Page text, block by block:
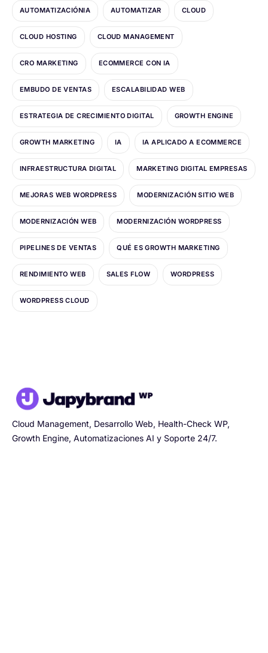
AUTOMATIZACIÓNIA AUTOMATIZAR CLOUD
CLOUD HOSTING CLOUD MANAGEMENT
CRO MARKETING ECOMMERCE CON IA
EMBUDO DE VENTAS ESCALABILIDAD WEB
ESTRATEGIA DE CRECIMIENTO DIGITAL GROWTH ENGINE
GROWTH MARKETING IA IA APLICADO A ECOMMERCE
INFRAESTRUCTURA DIGITAL MARKETING DIGITAL EMPRESAS
MEJORAS WEB WORDPRESS MODERNIZACIÓN SITIO WEB
MODERNIZACIÓN WEB MODERNIZACIÓN WORDPRESS
PIPELINES DE VENTAS QUÉ ES GROWTH MARKETING
RENDIMIENTO WEB SALES FLOW WORDPRESS
WORDPRESS CLOUD
Cloud Management, Desarrollo Web, Health-Check WP,
Growth Engine, Automatizaciones AI y Soporte 24/7.